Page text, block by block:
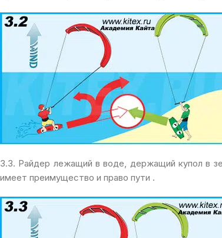
3.3. Райдер лежащий в воде, держащий купол в
имеет преимущество и право пути .